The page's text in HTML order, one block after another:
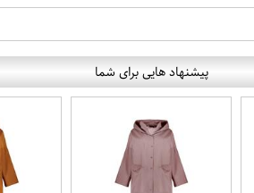
پیشنهاد هایی برای شما